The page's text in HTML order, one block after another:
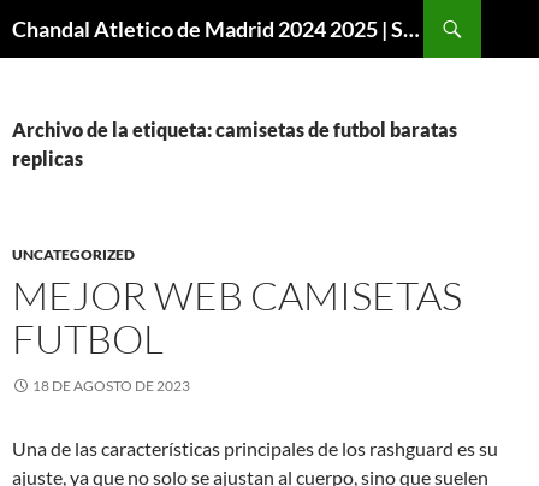
Chandal Atletico de Madrid 2024 2025 | SuperVigo
Archivo de la etiqueta: camisetas de futbol baratas
replicas
UNCATEGORIZED
MEJOR WEB CAMISETAS
FUTBOL
18 DE AGOSTO DE 2023
Una de las características principales de los rashguard es su
ajuste, ya que no solo se ajustan al cuerpo, sino que suelen